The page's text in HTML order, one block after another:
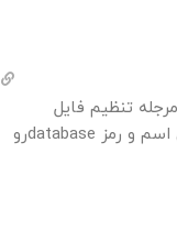
تنظیم فایل
setting.ini.php هیچ کدی در آن نیست که من اسم و رمز databaseرو